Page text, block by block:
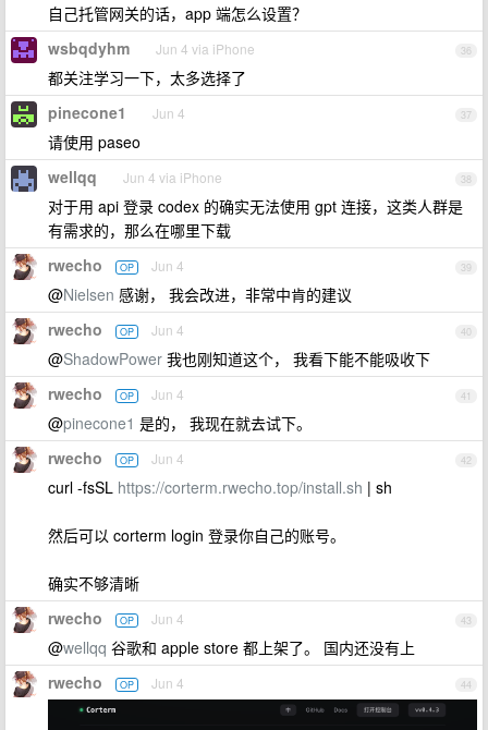
自己托管网关的话，app 端怎么设置？
36
wsbqdyhm Jun 4 via iPhone
都关注学习一下，太多选择了
37
pinecone1 Jun 4
请使用 paseo
38
wellqq Jun 4 via iPhone
对于用 api 登录 codex 的确实无法使用 gpt 连接，这类人群是
有需求的，那么在哪里下载
39
rwecho OP Jun 4
@Nielsen 感谢， 我会改进，非常中肯的建议
40
rwecho OP Jun 4
@ShadowPower 我也刚知道这个， 我看下能不能吸收下
41
rwecho OP Jun 4
@pinecone1 是的， 我现在就去试下。
42
rwecho OP Jun 4
curl -fsSL https://corterm.rwecho.top/install.sh | sh
然后可以 corterm login 登录你自己的账号。
确实不够清晰
43
rwecho OP Jun 4
@wellqq 谷歌和 apple store 都上架了。 国内还没有上
44
rwecho OP Jun 4